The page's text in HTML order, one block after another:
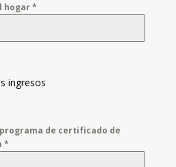
hogar*
ingresos
de certificado de
*